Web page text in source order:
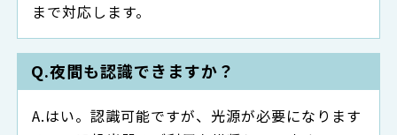
まで対応します。
夜間も認識できますか？
はい。認識可能ですが、光源が必要になります